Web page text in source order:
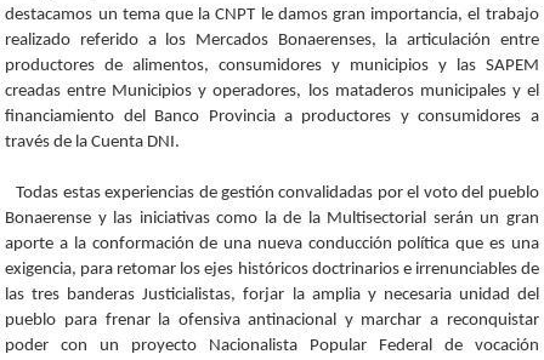
destacamos un tema que la CNPT le damos gran importancia, el trabajo
realizado referido a los Mercados Bonaerenses, la articulación entre
productores de alimentos, consumidores y municipios y las SAPEM
creadas entre Municipios y operadores, los mataderos municipales y el
financiamiento del Banco Provincia a productores y consumidores a
través de la Cuenta DNI.
Todas estas experiencias de gestión convalidadas por el voto del pueblo
Bonaerense y las iniciativas como la de la Multisectorial serán un gran
aporte a la conformación de una nueva conducción política que es una
exigencia, para retomar los ejes históricos doctrinarios e irrenunciables de
las tres banderas Justicialistas, forjar la amplia y necesaria unidad del
pueblo para frenar la ofensiva antinacional y marchar a reconquistar
poder con un proyecto Nacionalista Popular Federal de vocación